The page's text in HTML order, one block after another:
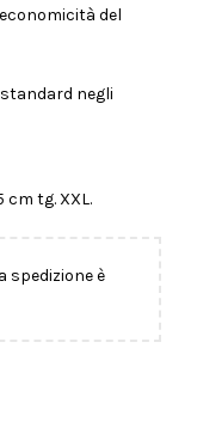
del
negli
cm tg. XXL.
spedizione è